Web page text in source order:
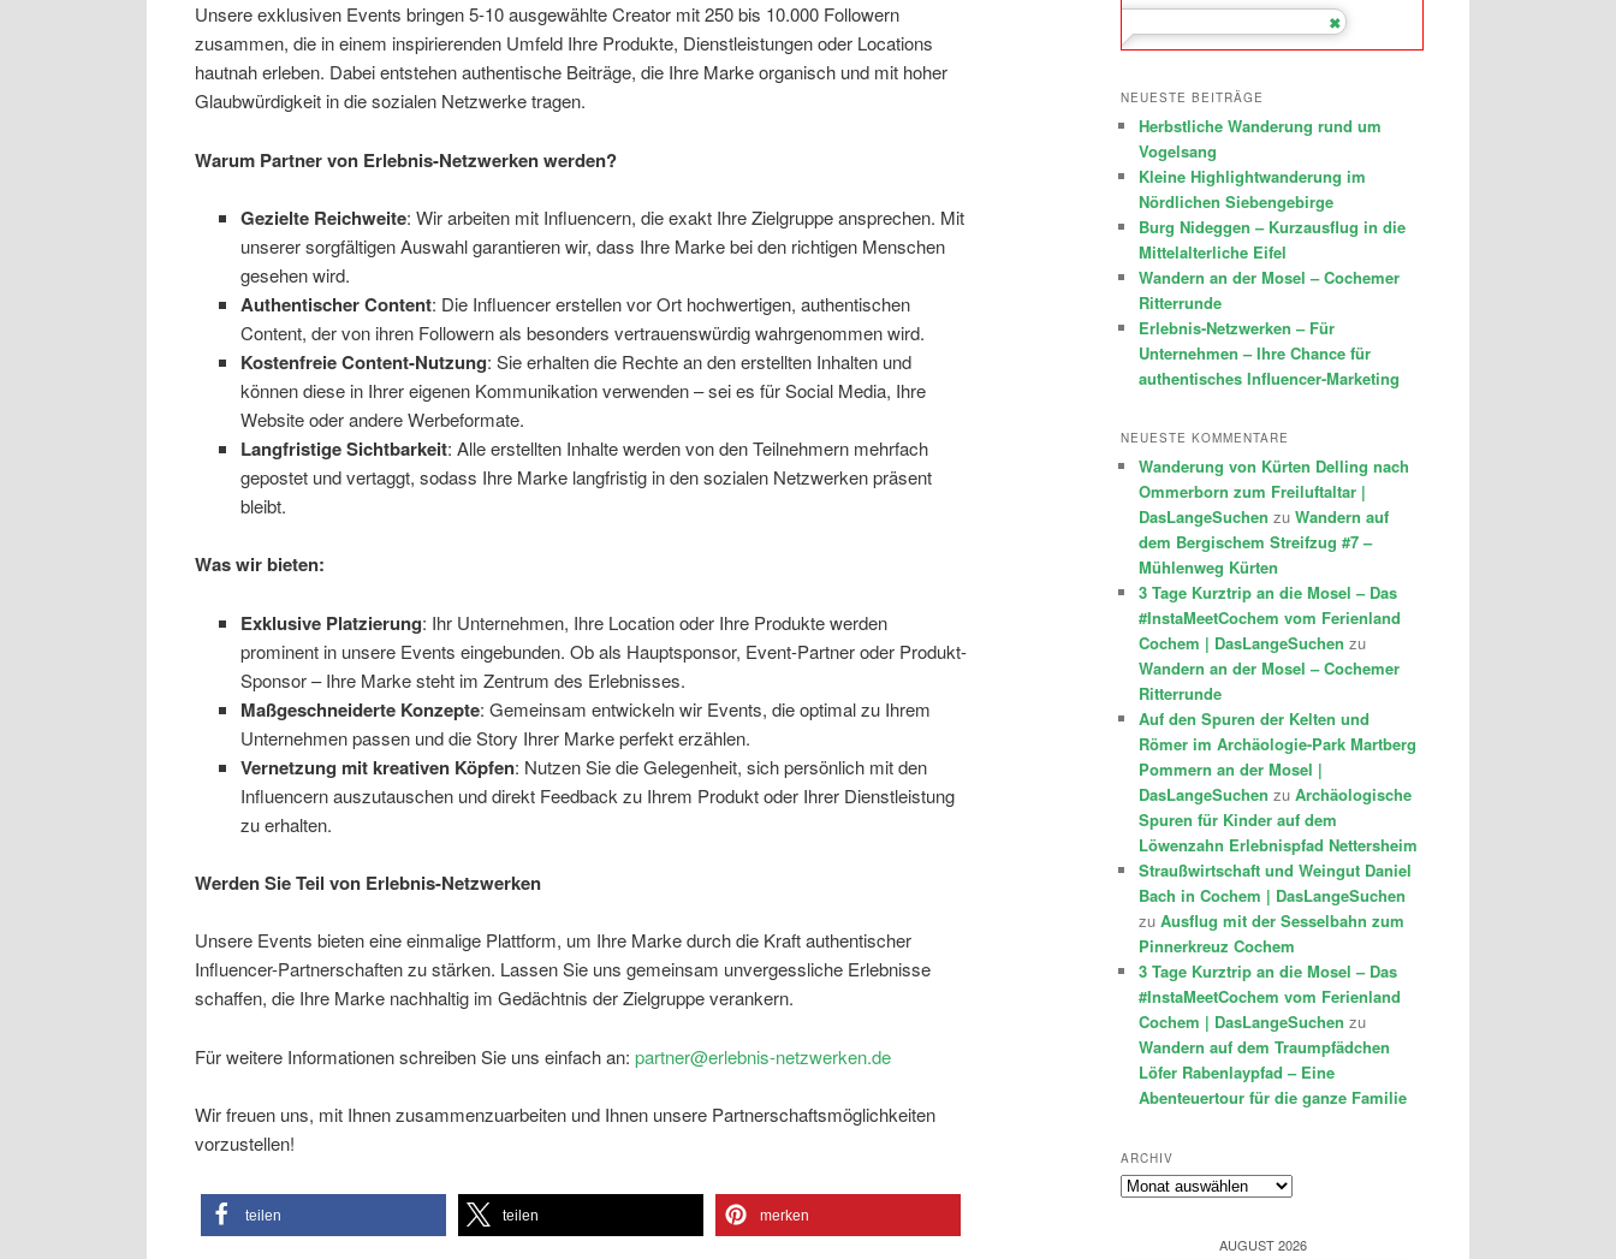
Unsere exklusiven Events bringen 5-10 ausgewählte Creator mit 250 bis 10.000 Followern
zusammen, die in einem inspirierenden Umfeld Ihre Produkte, Dienstleistungen oder Locations
hautnah erleben. Dabei entstehen authentische Beiträge, die Ihre Marke organisch und mit hoher
Glaubwürdigkeit in die sozialen Netzwerke tragen.
Warum Partner von Erlebnis-Netzwerken werden?
Gezielte Reichweite: Wir arbeiten mit Influencern, die exakt Ihre Zielgruppe ansprechen. Mit
unserer sorgfältigen Auswahl garantieren wir, dass Ihre Marke bei den richtigen Menschen
gesehen wird.
Authentischer Content: Die Influencer erstellen vor Ort hochwertigen, authentischen
Content, der von ihren Followern als besonders vertrauenswürdig wahrgenommen wird.
Kostenfreie Content-Nutzung: Sie erhalten die Rechte an den erstellten Inhalten und
können diese in Ihrer eigenen Kommunikation verwenden – sei es für Social Media, Ihre
Website oder andere Werbeformate.
Langfristige Sichtbarkeit: Alle erstellten Inhalte werden von den Teilnehmern mehrfach
gepostet und vertaggt, sodass Ihre Marke langfristig in den sozialen Netzwerken präsent
bleibt.
Was wir bieten:
Exklusive Platzierung: Ihr Unternehmen, Ihre Location oder Ihre Produkte werden
prominent in unsere Events eingebunden. Ob als Hauptsponsor, Event-Partner oder Produkt-
Sponsor – Ihre Marke steht im Zentrum des Erlebnisses.
Maßgeschneiderte Konzepte: Gemeinsam entwickeln wir Events, die optimal zu Ihrem
Unternehmen passen und die Story Ihrer Marke perfekt erzählen.
Vernetzung mit kreativen Köpfen: Nutzen Sie die Gelegenheit, sich persönlich mit den
Influencern auszutauschen und direkt Feedback zu Ihrem Produkt oder Ihrer Dienstleistung
zu erhalten.
Werden Sie Teil von Erlebnis-Netzwerken
Unsere Events bieten eine einmalige Plattform, um Ihre Marke durch die Kraft authentischer
Influencer-Partnerschaften zu stärken. Lassen Sie uns gemeinsam unvergessliche Erlebnisse
schaffen, die Ihre Marke nachhaltig im Gedächtnis der Zielgruppe verankern.
Für weitere Informationen schreiben Sie uns einfach an: partner@erlebnis-netzwerken.de
Wir freuen uns, mit Ihnen zusammenzuarbeiten und Ihnen unsere Partnerschaftsmöglichkeiten
vorzustellen!
teilen teilen merken
NEUESTE BEITRÄGE
Herbstliche Wanderung rund um
Vogelsang
Kleine Highlightwanderung im
Nördlichen Siebengebirge
Burg Nideggen – Kurzausflug in die
Mittelalterliche Eifel
Wandern an der Mosel – Cochemer
Ritterrunde
Erlebnis-Netzwerken – Für
Unternehmen – Ihre Chance für
authentisches Influencer-Marketing
NEUESTE KOMMENTARE
Wanderung von Kürten Delling nach
Ommerborn zum Freiluftaltar |
DasLangeSuchen zu Wandern auf
dem Bergischem Streifzug #7 –
Mühlenweg Kürten
3 Tage Kurztrip an die Mosel – Das
#InstaMeetCochem vom Ferienland
Cochem | DasLangeSuchen zu
Wandern an der Mosel – Cochemer
Ritterrunde
Auf den Spuren der Kelten und
Römer im Archäologie-Park Martberg
Pommern an der Mosel |
DasLangeSuchen zu Archäologische
Spuren für Kinder auf dem
Löwenzahn Erlebnispfad Nettersheim
Straußwirtschaft und Weingut Daniel
Bach in Cochem | DasLangeSuchen
zu Ausflug mit der Sesselbahn zum
Pinnerkreuz Cochem
3 Tage Kurztrip an die Mosel – Das
#InstaMeetCochem vom Ferienland
Cochem | DasLangeSuchen zu
Wandern auf dem Traumpfädchen
Löfer Rabenlaypfad – Eine
Abenteuertour für die ganze Familie
ARCHIV
Archiv
AUGUST 2026